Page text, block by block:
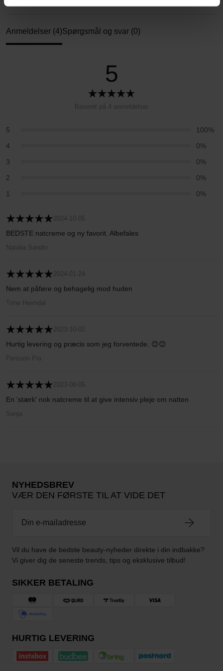
Anmeldelser (4)Spørgsmål og svar (0)
5
Baseret på 4 anmeldelser
5
100%
4
0%
3
0%
2
0%
1
0%
2024-10-05
BEDSTE natcreme og ny favorit. Albefales
Natalia Sandin
2024-01-24
Nem at påføre og behagelig mod huden
Trine Heimdal
2023-10-02
Hurtig levering og præcis som jeg forventede. 😊😊
Persson Pia
2023-08-05
En 'stærk' nok natcreme til at give intensiv pleje om natten
Sonja
NYHEDSBREV
VÆR DEN FØRSTE TIL AT VIDE DET
Vil du have de bedste beauty-nyheder direkte i din indbakke?
Vi giver dig de seneste trends, tips og eksklusive tilbud!
SIKKER BETALING
HURTIG LEVERING